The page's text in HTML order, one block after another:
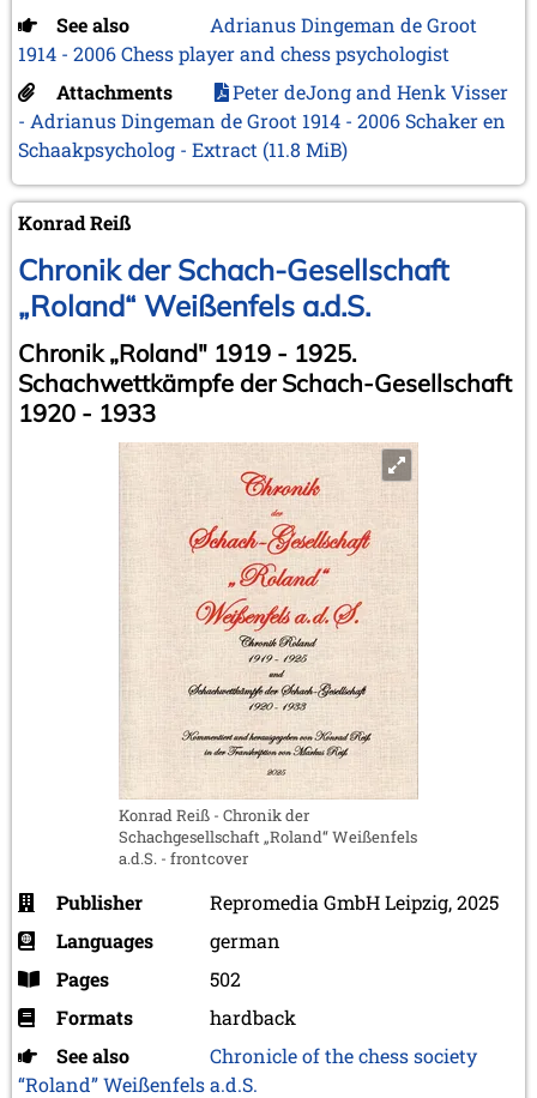
See also
Adrianus Dingeman de Groot
1914 - 2006 Chess player and chess psychologist
Attachments
Peter deJong and Henk Visser
- Adrianus Dingeman de Groot 1914 - 2006 Schaker en
Schaakpsycholog - Extract (11.8 MiB)
Konrad Reiß
Chronik der Schach-Gesellschaft
„Roland“ Weißenfels a.d.S.
Chronik „Roland" 1919 - 1925.
Schachwettkämpfe der Schach-Gesellschaft
1920 - 1933
Konrad Reiß - Chronik der
Schachgesellschaft „Roland“ Weißenfels
a.d.S. - frontcover
Publisher
Repromedia GmbH Leipzig, 2025
Languages
german
Pages
502
Formats
hardback
See also
Chronicle of the chess society
“Roland” Weißenfels a.d.S.